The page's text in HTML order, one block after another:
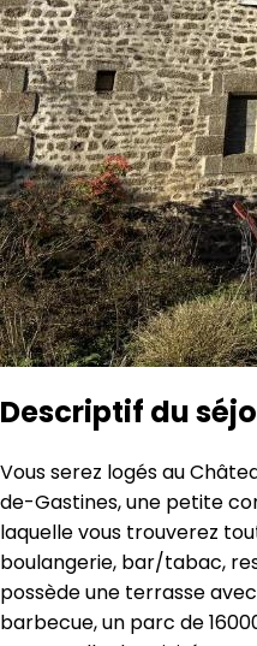
Descriptif du
Vous serez logés au
de-Gastines, une petite
laquelle vous trouverez
boulangerie, bar/tabac,
possède une terrasse
barbecue, un parc de